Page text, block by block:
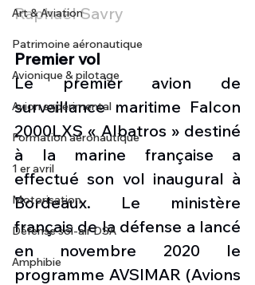
Art & Aviation
Patrimoine aéronautique
Avionique & pilotage
Avion expérimental
Formation aéronautique
1 er avril
Motorisation
Défense sol-air DSA
Amphibie
Raphaël Savry
Premier vol
Le premier avion de
surveillance maritime Falcon
2000LXS « Albatros » destiné
à la marine française a
effectué son vol inaugural à
Bordeaux. Le ministère
français de la défense a lancé
en novembre 2020 le
programme AVSIMAR (Avions